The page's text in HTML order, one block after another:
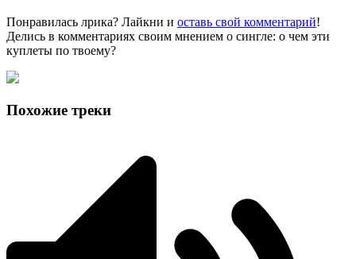
Понравилась лрика? Лайкни и оставь свой комментарий!
Делись в комментариях своим мнением о сингле: о чем эти
куплеты по твоему?
Похожие треки